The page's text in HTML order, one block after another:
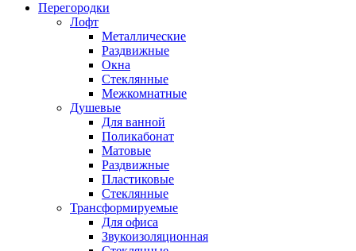
Перегородки
Лофт
Металлические
Раздвижные
Окна
Стеклянные
Межкомнатные
Душевые
Для ванной
Поликабонат
Матовые
Раздвижные
Пластиковые
Стеклянные
Трансформируемые
Для офиса
Звукоизоляционная